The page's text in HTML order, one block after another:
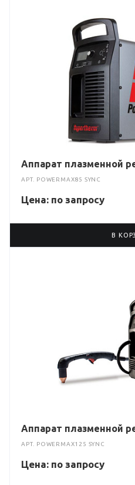
Аппарат плазменной
АРТ. POWERMAX85 SYNC
Цена: по запросу
В
Аппарат плазменной
АРТ. POWERMAX125 SYNC
Цена: по запросу